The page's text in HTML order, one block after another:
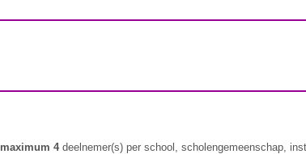
maximum 4deelnemer(s) per school, scholengemeenschap,